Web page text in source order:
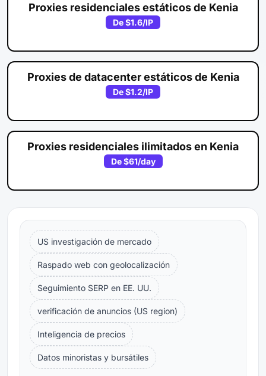
Proxies residenciales estáticos de Kenia
De$1.6/IP
Proxies de datacenter estáticos de Kenia
De$1.2/IP
Proxies residenciales ilimitados en Kenia
De$61/day
US investigación de mercado
Raspado web con geolocalización
Seguimiento SERP en EE. UU.
verificación de anuncios (US region)
Inteligencia de precios
Datos minoristas y bursátiles